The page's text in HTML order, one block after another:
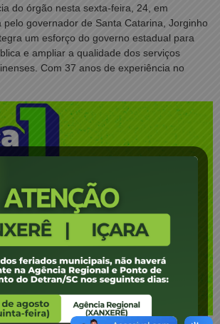
do órgão nesta sexta-feira, 24, em
pelo governador de Santa Catarina, Jorginho
um esforço do governo estadual para
e ampliar a qualidade dos serviços
Com 37 anos de experiência no